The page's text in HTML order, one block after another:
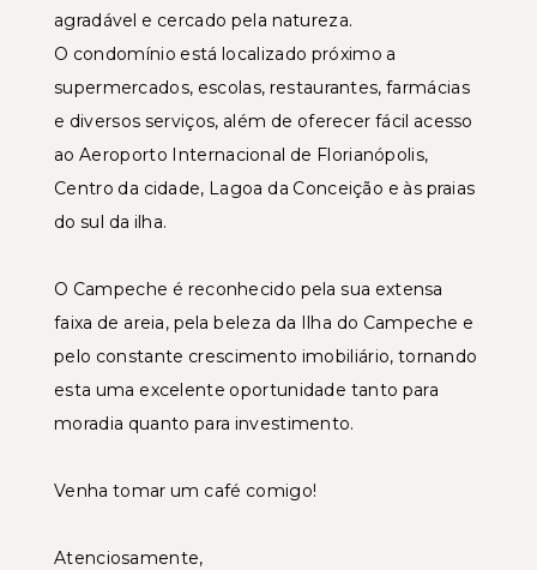
agradável e cercado pela natureza.
O condomínio está localizado próximo a
supermercados, escolas, restaurantes, farmácias
e diversos serviços, além de oferecer fácil acesso
ao Aeroporto Internacional de Florianópolis,
Centro da cidade, Lagoa da Conceição e às praias
do sul da ilha.
O Campeche é reconhecido pela sua extensa
faixa de areia, pela beleza da Ilha do Campeche e
pelo constante crescimento imobiliário, tornando
esta uma excelente oportunidade tanto para
moradia quanto para investimento.
Venha tomar um café comigo!
Atenciosamente,